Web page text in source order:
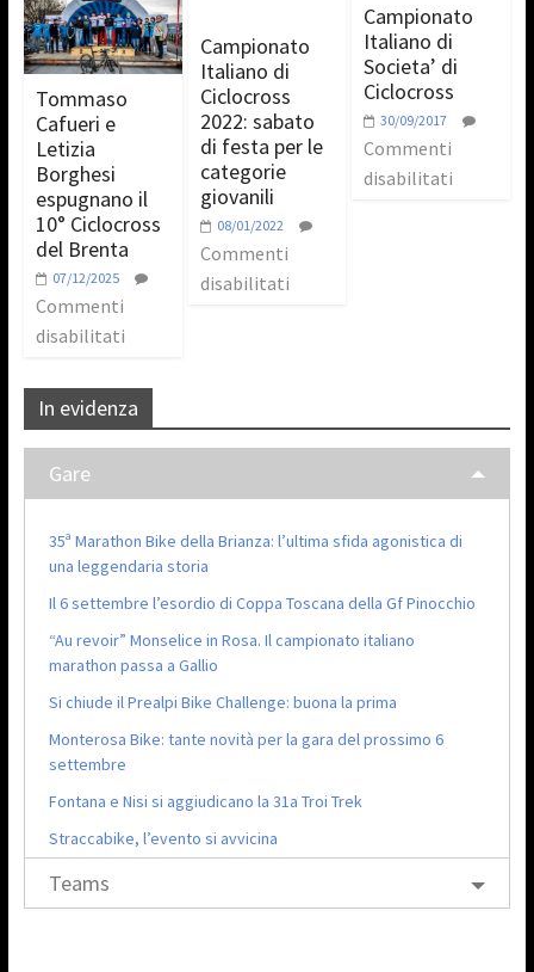
Tommaso
Cafueri e
Letizia
Borghesi
espugnano il
10° Ciclocross
del Brenta
07/12/2025
Commenti
disabilitati
Campionato
Italiano di
Ciclocross
2022: sabato
di festa per le
categorie
giovanili
08/01/2022
Commenti
disabilitati
Campionato
Italiano di
Societa’ di
Ciclocross
30/09/2017
Commenti
disabilitati
In evidenza
Gare
35ª Marathon Bike della Brianza: l’ultima sfida agonistica di
una leggendaria storia
Il 6 settembre l’esordio di Coppa Toscana della Gf Pinocchio
“Au revoir” Monselice in Rosa. Il campionato italiano
marathon passa a Gallio
Si chiude il Prealpi Bike Challenge: buona la prima
Monterosa Bike: tante novità per la gara del prossimo 6
settembre
Fontana e Nisi si aggiudicano la 31a Troi Trek
Straccabike, l’evento si avvicina
Teams